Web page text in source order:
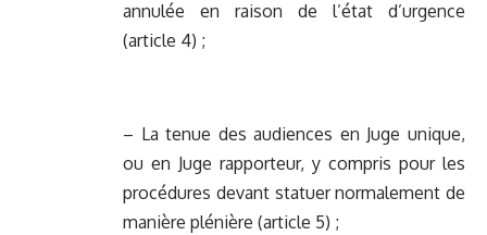
annulée en raison de l’état d’urgence
(article 4) ;
– La tenue des audiences en Juge unique,
ou en Juge rapporteur, y compris pour les
procédures devant statuer normalement de
manière plénière (article 5) ;